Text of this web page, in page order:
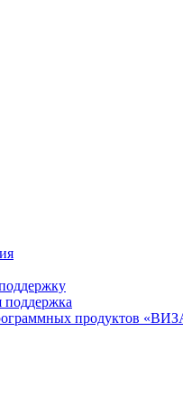
поддержка
продуктов